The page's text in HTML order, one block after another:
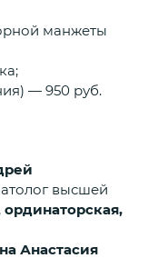
манжеты
— 950 руб.
высшей
ординаторская,
Анастасия